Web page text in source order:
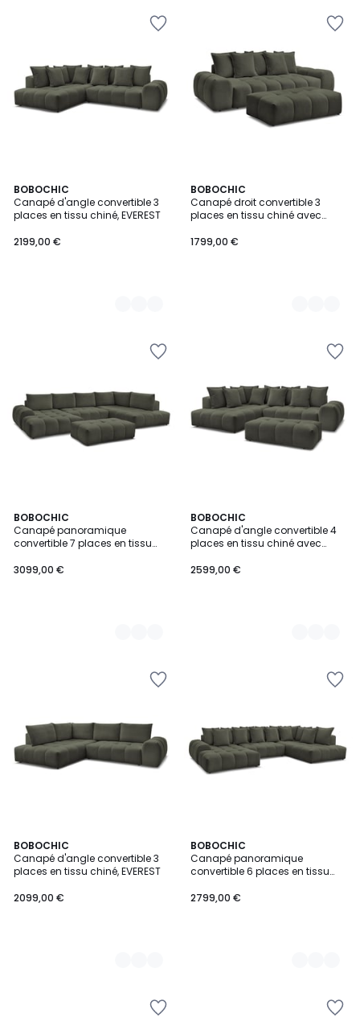
BOBOCHIC
Canapé d'angle convertible 3
places en tissu chiné, EVEREST
2199,00 €
9
Couleurs
BOBOCHIC
Canapé droit convertible 3
places en tissu chiné avec
1799,00 €
9
Couleurs
BOBOCHIC
Canapé panoramique
convertible 7 places en tissu
3099,00 €
9
Couleurs
BOBOCHIC
Canapé d'angle convertible 4
places en tissu chiné avec
2599,00 €
9
Couleurs
BOBOCHIC
Canapé d'angle convertible 3
places en tissu chiné, EVEREST
2099,00 €
9
Couleurs
BOBOCHIC
Canapé panoramique
convertible 6 places en tissu
2799,00 €
9
Couleurs